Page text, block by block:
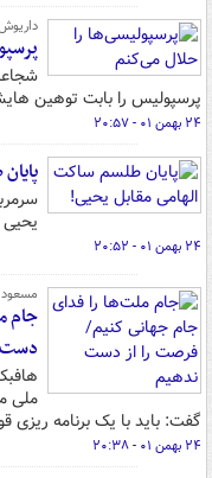
پرسپولیس را بابت توهین
۲۴ بهمن ۰۱ - ۲۰:۵۷
۲۴ بهمن ۰۱ - ۲۰:۵۲
جام
دست
ملی
گفت: باید با یک برنامه
۲۴ بهمن ۰۱ - ۲۰:۳۸